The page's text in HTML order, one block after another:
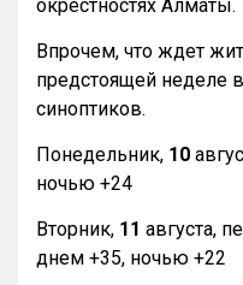
окрестностях Алматы.
Впрочем, что ждет
предстоящей неделе
синоптиков.
Понедельник, 10
ночью +24
Вторник, 11 августа,
днем +35, ночью +22